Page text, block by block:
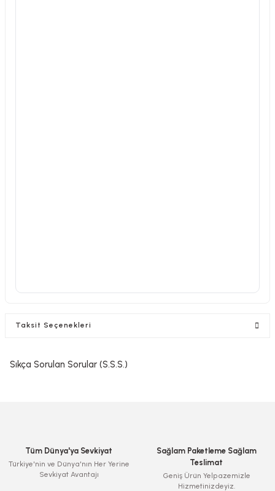
Taksit Seçenekleri
Sıkça Sorulan Sorular (S.S.S.)
Tüm Dünya'ya Sevkiyat
Türkiye'nin ve Dünya'nın Her Yerine
Sevkiyat Avantajı
Sağlam Paketleme Sağlam
Teslimat
Geniş Ürün Yelpazemizle
Hizmetinizdeyiz.